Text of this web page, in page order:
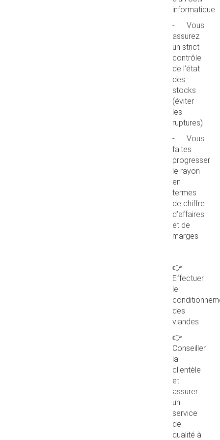
informatique
- Vous
assurez
un strict
contrôle
de l’état
des
stocks
(éviter
les
ruptures)
- Vous
faites
progresser
le rayon
en
termes
de chiffre
d’affaires
et de
marges
👉
Effectuer
le
des
viandes
👉
Conseiller
la
clientèle
et
assurer
un
service
de
qualité à